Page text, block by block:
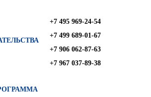
+7 495 969-24-54
+7 499 689-01-67
+7 906 062-87-63
+7 967 037-89-38